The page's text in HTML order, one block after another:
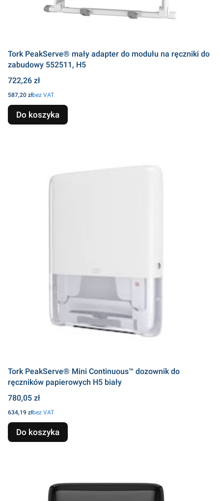
Tork PeakServe® mały adapter do modułu na ręczniki do
zabudowy 552511, H5
Cena
722,26 zł
Cena
587,20 złbez VAT
Do koszyka
Tork PeakServe® Mini Continuous™ dozownik do
ręczników papierowych H5 biały
Cena
780,05 zł
Cena
634,19 złbez VAT
Do koszyka